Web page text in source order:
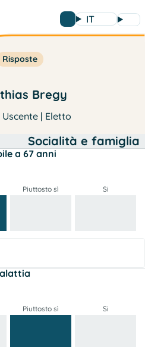
IT
Risposte
Bregy
Uscente | Eletto
Socialità e famiglia
a 67 anni
Piuttosto sì Si
Piuttosto sì Si